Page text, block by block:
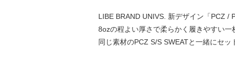
LIBE BRAND UNIVS. 新デザイン「PCZ /
8ozの程よい厚さで柔らかく履きやすい一
同じ素材のPCZ S/S SWEATと一緒にセッ